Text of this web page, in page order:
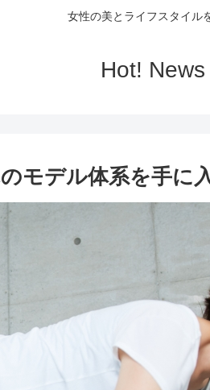
女性の美とライフスタイル
Hot!
モデル体系を手に